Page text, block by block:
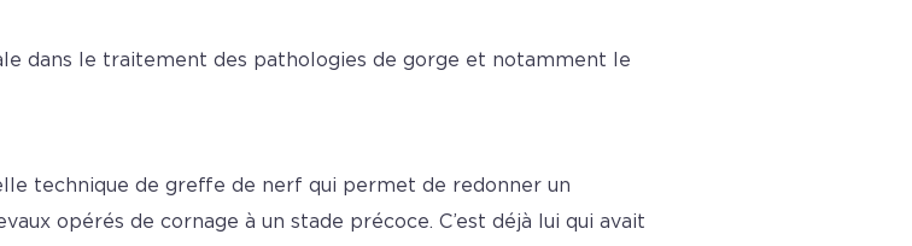
dans le traitement des pathologies de gorge et notamment le
technique de greffe de nerf qui permet de redonner un
opérés de cornage à un stade précoce. C’est déjà lui qui avait